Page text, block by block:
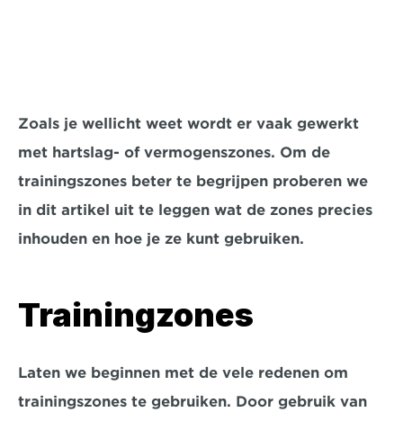
Zoals je wellicht weet wordt er vaak gewerkt
met hartslag- of vermogenszones. Om de
trainingszones beter te begrijpen proberen we
in dit artikel uit te leggen wat de zones precies
inhouden en hoe je ze kunt gebruiken.
Trainingzones
Laten we beginnen met de vele redenen om
trainingszones te gebruiken. Door gebruik van